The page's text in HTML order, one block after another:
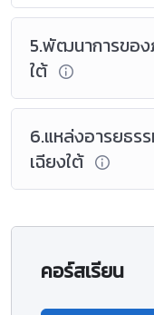
5.พัฒนาการของ
ใต้
6.แหล่งอารยธร
เฉียงใต้
คอร์สเรียน